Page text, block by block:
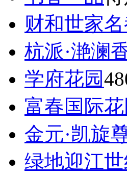
财和世家
杭派·滟澜
学府花园
富春国际花
金元·凯旋
绿地迎江